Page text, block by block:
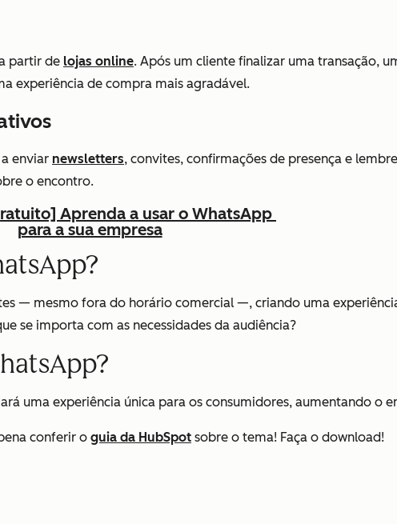
partir de lojas online. Após um cliente finalizar uma transação,
experiência de compra mais agradável.
enviar newsletters, convites, confirmações de presença e
o encontro.
Aprenda a usar o WhatsApp
para a sua empresa
— mesmo fora do horário comercial —, criando uma
se importa com as necessidades da audiência?
uma experiência única para os consumidores, aumentando o
conferir o guia da HubSpot sobre o tema! Faça o download!